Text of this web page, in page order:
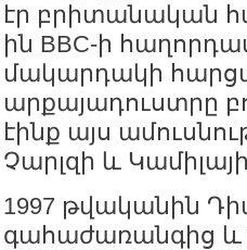
էր բրիտանական
ին BBC-ի
մակարդակի
արքայադուստրը
էինք այս
Չարլզի և
1997 թվականին
գահաժառանգից և